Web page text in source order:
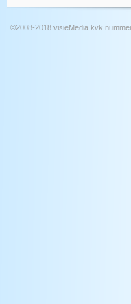
©2008-2018 visieMedia kvk